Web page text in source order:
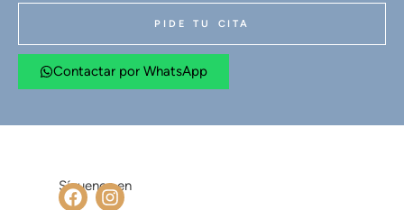
PIDE TU CITA
Contactar por WhatsApp
Síguenos en